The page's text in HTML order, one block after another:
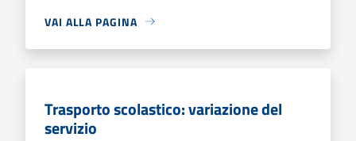
VAI ALLA PAGINA
Trasporto scolastico: variazione del
servizio